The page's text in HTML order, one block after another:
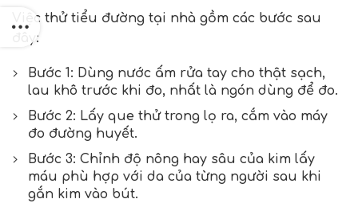
Việc thử tiểu đường tại nhà gồm các bước sau
đây:
Bước 1: Dùng nước ấm rửa tay cho thật sạch,
lau khô trước khi đo, nhất là ngón dùng để đo.
Bước 2: Lấy que thử trong lọ ra, cắm vào máy
đo đường huyết.
Bước 3: Chỉnh độ nông hay sâu của kim lấy
máu phù hợp với da của từng người sau khi
gắn kim vào bút.